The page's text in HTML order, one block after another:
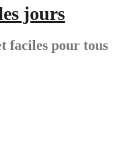
jours
faciles pour tous